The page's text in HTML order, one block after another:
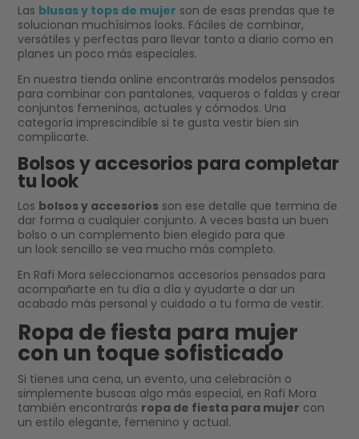
Las blusas y tops de mujer son de esas prendas que te
solucionan muchísimos looks. Fáciles de combinar,
versátiles y perfectas para llevar tanto a diario como en
planes un poco más especiales.
En nuestra tienda online encontrarás modelos pensados
para combinar con pantalones, vaqueros o faldas y crear
conjuntos femeninos, actuales y cómodos. Una
categoría imprescindible si te gusta vestir bien sin
complicarte.
Bolsos y accesorios para completar
tu look
Los bolsos y accesorios son ese detalle que termina de
dar forma a cualquier conjunto. A veces basta un buen
bolso o un complemento bien elegido para que
un look sencillo se vea mucho más completo.
En Rafi Mora seleccionamos accesorios pensados para
acompañarte en tu día a día y ayudarte a dar un
acabado más personal y cuidado a tu forma de vestir.
Ropa de fiesta para mujer
con un toque sofisticado
Si tienes una cena, un evento, una celebración o
simplemente buscas algo más especial, en Rafi Mora
también encontrarás ropa de fiesta para mujer con
un estilo elegante, femenino y actual.